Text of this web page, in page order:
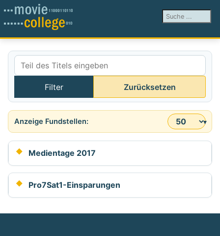
Suchen ...
Teil des Titels eingeben
Filter Zurücksetzen
Anzeige #
Medientage 2017
Pro7Sat1-Einsparungen